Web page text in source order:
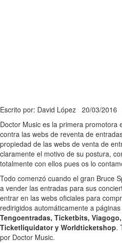
Escrito por: David López 20/03/2016
Doctor Music es la primera promotora
contra las webs de reventa de
propiedad de las webs de venta de
claramente el motivo de su postura,
totalmente con ellos pues os lo
Todo comenzó cuando el gran Bruce
a vender las entradas para sus
entrar en las webs oficiales para
redirigidos automáticamente a
Tengoentradas, Ticketbits,
Ticketliquidator y Worldticketshop.
por Doctor Music.